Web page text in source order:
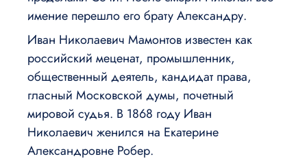
имение перешло его брату Александру.
Иван Николаевич Мамонтов известен как
российский меценат, промышленник,
общественный деятель, кандидат права,
гласный Московской думы, почетный
мировой судья. В 1868 году Иван
Николаевич женился на Екатерине
Александровне Робер.